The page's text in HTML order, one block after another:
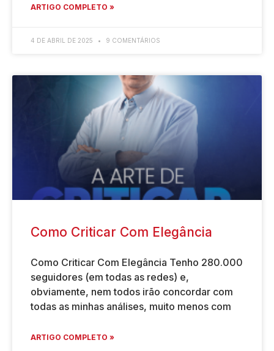
ARTIGO COMPLETO »
4 DE ABRIL DE 2025 9 COMENTÁRIOS
Como Criticar Com Elegância
Como Criticar Com Elegância Tenho 280.000
seguidores (em todas as redes) e,
obviamente, nem todos irão concordar com
todas as minhas análises, muito menos com
ARTIGO COMPLETO »